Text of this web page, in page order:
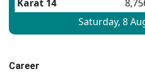
Career